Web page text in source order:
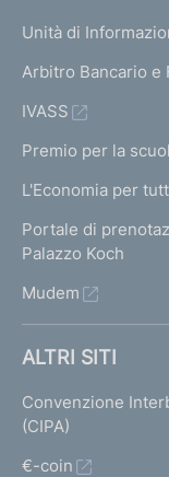
Unità di
Arbitro Bancario e
IVASS
Premio per la
L'Economia per
Portale di
Palazzo Koch
Mudem
ALTRI SITI
Convenzione
(CIPA)
€-coin